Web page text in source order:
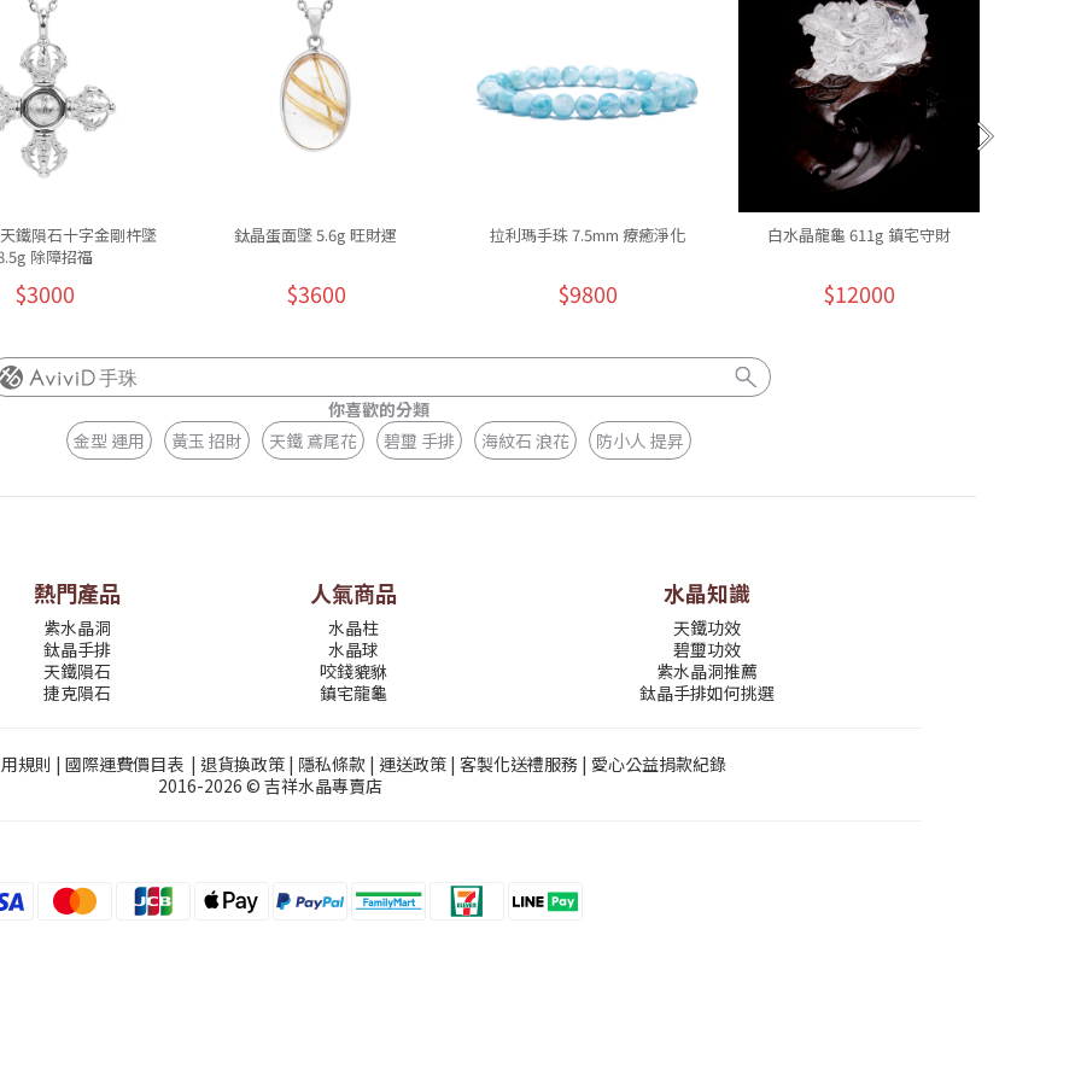
鐵隕石十字金剛杵墜
除障招福
$3000
鈦晶蛋面墜 5.6g 旺財運
$3600
拉利瑪手珠 7.5mm 療癒淨化
$9800
白水晶龍龜 611g 鎮宅守財
$12000
手珠
你喜歡的分類
金型 運用
黃玉 招財 天鐵 鳶尾花 碧璽 手排 海紋石 浪花 防小人 提昇
熱門產品
紫水晶洞
鈦晶手排
天鐵隕石
捷克隕石
人氣商品
水晶柱
水晶球
咬錢貔貅
鎮宅龍龜
水晶知識
天鐵功效
碧璽功效
紫水晶洞推薦
鈦晶手排如何挑選
規則 | 國際運費價目表| 退貨換政策| 隱私條款| 運送政策| 客製化送禮服務 | 愛心公益捐款紀錄
2016-2026 © 吉祥水晶專賣店